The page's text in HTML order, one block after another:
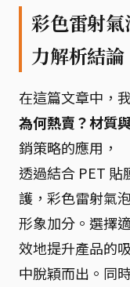
彩色雷射
力解析結論
在這篇文章中，
為何熱賣？材質
銷策略的應用，
透過結合 PET
護，彩色雷射氣
形象加分。選擇
效地提升產品的
中脫穎而出。同